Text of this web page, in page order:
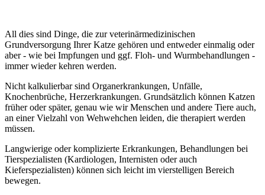
All dies sind Dinge, die zur veterinärmedizinischen
Grundversorgung Ihrer Katze gehören und entweder einmalig oder
aber - wie bei Impfungen und ggf. Floh- und Wurmbehandlungen -
immer wieder kehren werden.
Nicht kalkulierbar sind Organerkrankungen, Unfälle,
Knochenbrüche, Herzerkrankungen. Grundsätzlich können Katzen
früher oder später, genau wie wir Menschen und andere Tiere auch,
an einer Vielzahl von Wehwehchen leiden, die therapiert werden
müssen.
Langwierige oder komplizierte Erkrankungen, Behandlungen bei
Tierspezialisten (Kardiologen, Internisten oder auch
Kieferspezialisten) können sich leicht im vierstelligen Bereich
bewegen.